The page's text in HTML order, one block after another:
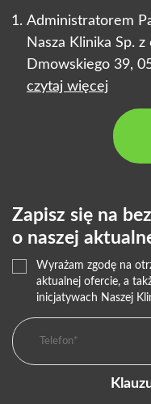
Administratorem
Nasza Klinika Sp.
Dmowskiego 39,
czytaj więcej
Zapisz się na
o naszej
Wyrażam zgodę na
aktualnej ofercie, a
inicjatywach Naszej